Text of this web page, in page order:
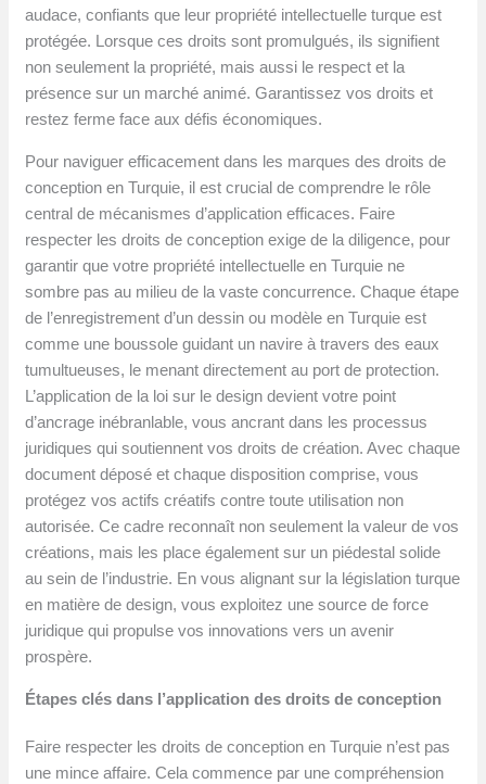
audace, confiants que leur propriété intellectuelle turque est
protégée. Lorsque ces droits sont promulgués, ils signifient
non seulement la propriété, mais aussi le respect et la
présence sur un marché animé. Garantissez vos droits et
restez ferme face aux défis économiques.
Pour naviguer efficacement dans les marques des droits de
conception en Turquie, il est crucial de comprendre le rôle
central de mécanismes d’application efficaces. Faire
respecter les droits de conception exige de la diligence, pour
garantir que votre propriété intellectuelle en Turquie ne
sombre pas au milieu de la vaste concurrence. Chaque étape
de l’enregistrement d’un dessin ou modèle en Turquie est
comme une boussole guidant un navire à travers des eaux
tumultueuses, le menant directement au port de protection.
L’application de la loi sur le design devient votre point
d’ancrage inébranlable, vous ancrant dans les processus
juridiques qui soutiennent vos droits de création. Avec chaque
document déposé et chaque disposition comprise, vous
protégez vos actifs créatifs contre toute utilisation non
autorisée. Ce cadre reconnaît non seulement la valeur de vos
créations, mais les place également sur un piédestal solide
au sein de l’industrie. En vous alignant sur la législation turque
en matière de design, vous exploitez une source de force
juridique qui propulse vos innovations vers un avenir
prospère.
Étapes clés dans l’application des droits de conception
Faire respecter les droits de conception en Turquie n’est pas
une mince affaire. Cela commence par une compréhension